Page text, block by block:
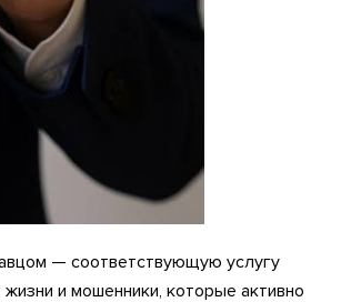
— соответствующую услугу
и мошенники, которые активно